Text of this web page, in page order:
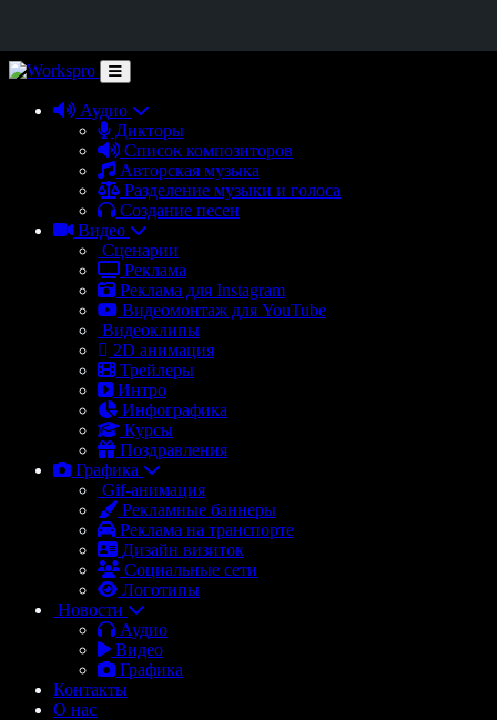
Аудио
Дикторы
Список композиторов
Авторская музыка
Разделение музыки и голоса
Создание песен
Видео
Сценарии
Реклама
Реклама для Instagram
Видеомонтаж для YouTube
Видеоклипы
2D анимация
Трейлеры
Интро
Инфографика
Курсы
Поздравления
Графика
Gif-анимация
Рекламные баннеры
Реклама на транспорте
Дизайн визиток
Социальные сети
Логотипы
Новости
Аудио
Видео
Графика
Контакты
О нас